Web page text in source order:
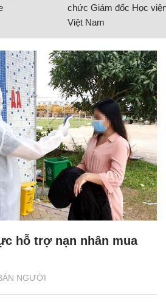
chức Giám đốc Học
Việt Nam
NGƯỜI
hỗ trợ nạn nhân mua